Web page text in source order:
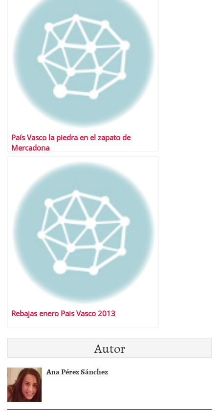
País Vasco la piedra en el zapato de
Mercadona
Rebajas enero Pais Vasco 2013
Autor
Ana Pérez Sánchez